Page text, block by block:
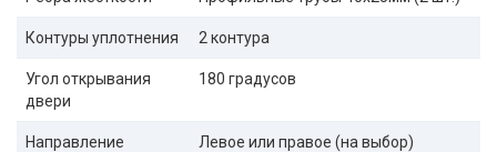
Контуры уплотнения 2 контура
Угол открывания
двери
180 градусов
Направление
Левое или правое (на выбор)